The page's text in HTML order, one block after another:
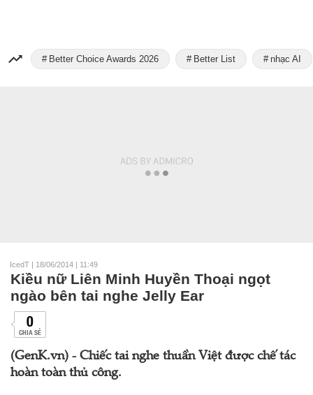
Better Choice Awards 2026 Better List nhạc AI
IcedT | 18/06/2014 | 11:49
Kiều nữ Liên Minh Huyền Thoại ngọt
ngào bên tai nghe Jelly Ear
0
CHIA SẺ
(GenK.vn) - Chiếc tai nghe thuần Việt được chế tác
hoàn toàn thủ công.